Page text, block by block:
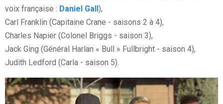
voix française : Daniel Gall ),
Carl Franklin (Capitaine Crane - saisons 2 à 4),
Charles Napier (Colonel Briggs - saison 3),
Jack Ging (Général Harlan « Bull » Fullbright - saison 4),
Judith Ledford (Carla - saison 5).